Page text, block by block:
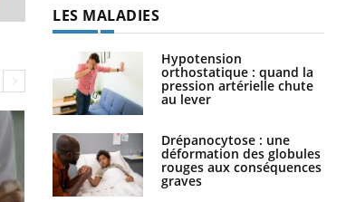
LES MALADIES
Hypotension
orthostatique : quand la
pression artérielle chute
au lever
Drépanocytose : une
déformation des globules
rouges aux conséquences
graves